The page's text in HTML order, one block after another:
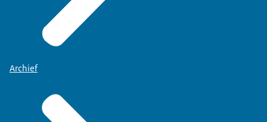
Archief